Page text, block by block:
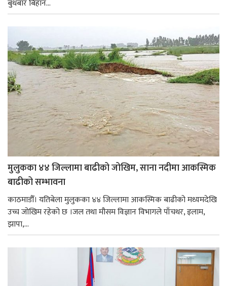
बुधबार बिहान...
मुलुकका ४४ जिल्लामा बाढीको जोखिम, साना नदीमा आकस्मिक
बाढीको सम्भावना
काठमाडौँ। यतिबेला मुलुकका ४४ जिल्लामा आकस्मिक बाढीको मध्यमदेखि
उच्च जोखिम रहेको छ ।जल तथा मौसम विज्ञान विभागले पाँचथर, इलाम,
झापा,...